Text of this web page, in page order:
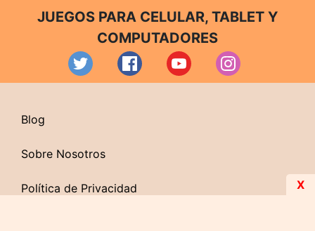
JUEGOS PARA CELULAR, TABLET Y
COMPUTADORES
Blog
Sobre Nosotros
Política de Privacidad X